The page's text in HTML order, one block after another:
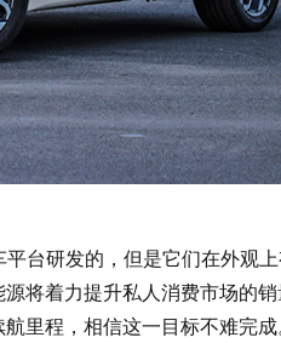
台研发的，但是它们在外观上
将着力提升私人消费市场的
里程，相信这一目标不难完成